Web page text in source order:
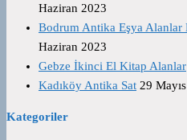
Haziran 2023
Bodrum Antika Eşya
Haziran 2023
Gebze İkinci El Kitap Alanlar
Kadıköy Antika Sat 29
Kategoriler